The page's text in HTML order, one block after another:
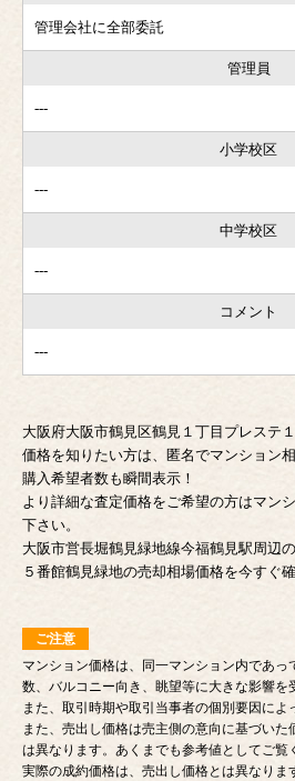
管理会社に全部委託
管理員
---
小学校区
---
中学校区
---
コメント
---
大阪府大阪市鶴見区鶴見１丁目プレステ
価格を知りたい方は、匿名でマンション
購入希望者数も瞬間表示！
より詳細な査定価格をご希望の方はマン
下さい。
大阪市営長堀鶴見緑地線今福鶴見駅周辺
５番館鶴見緑地の売却相場価格を今すぐ
ご注意
マンション価格は、同一マンション内であ
数、バルコニー向き、眺望等に大きな影響を
また、取引時期や取引当事者の個別要因によ
また、売出し価格は売主側の意向に基づいた
は異なります。あくまでも参考値としてご覧
実際の成約価格は、売出し価格とは異なりま